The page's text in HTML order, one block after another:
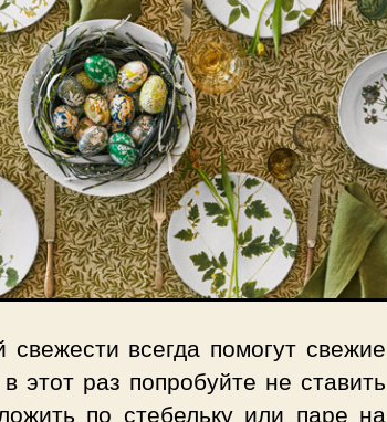
свежести всегда помогут свежие
этот раз попробуйте не ставить
по стебельку или паре на